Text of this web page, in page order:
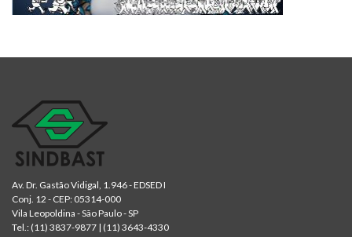
Av. Dr. Gastão Vidigal, 1.946 - EDSED I
Conj. 12 - CEP: 05314-000
Vila Leopoldina - São Paulo - SP
Tel.: (11) 3837-9877 | (11) 3643-4330